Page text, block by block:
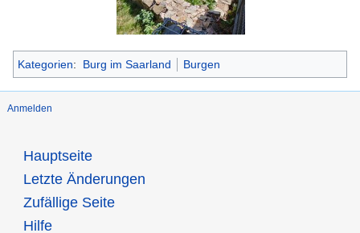
Standort der
Burgküche
Kategorien: Burg im Saarland Burgen
Anmelden
Hauptseite
Letzte Änderungen
Zufällige Seite
Hilfe